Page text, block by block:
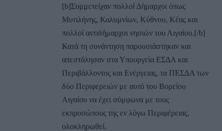
[b]Συμμετείχαν πολλοί Δήμαρχοι όπως
Μυτιλήνης, Καλυμνίων, Κύθνου, Κέας και
πολλοί αντιδήμαρχοι νησιών του Αιγαίου.[/b]
Κατά τη συνάντηση παρουσιάστηκαν και
απεστάλησαν στα Υπουργεία ΕΣΔΑ και
Περιβάλλοντος και Ενέργειας, τα ΠΕΣΔΑ των
δύο Περιφερειών με αυτό του Βορείου
Αιγαίου να έχει σύμφωνα με τους
εκπροσώπους της εν λόγω Περιφέρειας,
ολοκληρωθεί.